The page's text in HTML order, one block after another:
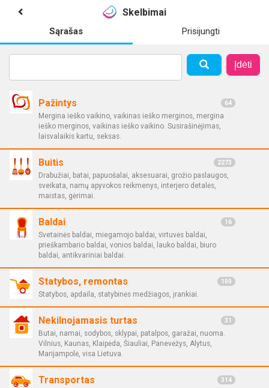
Skelbimai
Sąrašas Prisijungti
Įdėti
Pažintys 64
Mergina ieško vaikino, vaikinas ieško merginos, mergina
ieško merginos, vaikinas ieško vaikino. Susirašinėjimas,
laisvalaikis kartu, seksas.
Buitis 2273
Drabužiai, batai, papuošalai, aksesuarai, grožio paslaugos,
sveikata, namų apyvokos reikmenys, interjero detalės,
maistas, gėrimai.
Baldai 16
Svetainės baldai, miegamojo baldai, virtuvės baldai,
prieškambario baldai, vonios baldai, lauko baldai, biuro
baldai, antikvariniai baldai.
Statybos, remontas 100
Statybos, apdaila, statybinės medžiagos, įrankiai.
Nekilnojamasis turtas 31
Butai, namai, sodybos, sklypai, patalpos, garažai, nuoma.
Vilnius, Kaunas, Klaipėda, Šiauliai, Panevėžys, Alytus,
Marijampolė, visa Lietuva.
Transportas 314